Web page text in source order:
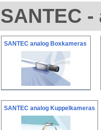
SANTEC
SANTEC analog Boxkameras
SANTEC analog Kuppelkameras